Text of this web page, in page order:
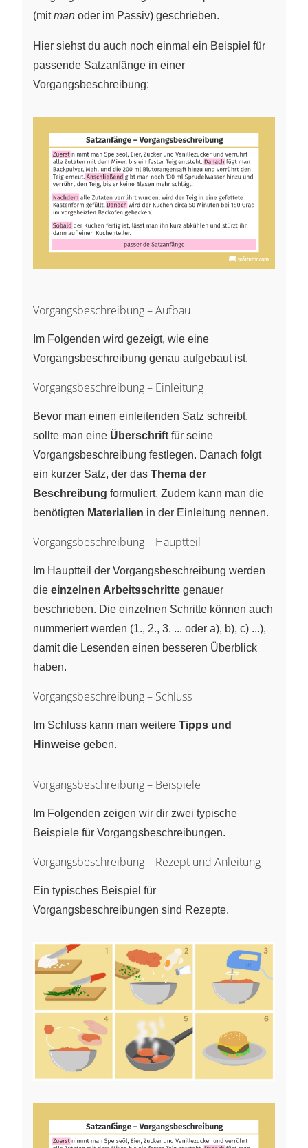
(mitman oder im Passiv) geschrieben.
Hier siehst du auch noch einmal ein Beispiel für
passende Satzanfänge in einer
Vorgangsbeschreibung:
Vorgangsbeschreibung – Aufbau
Im Folgenden wird gezeigt, wie eine
Vorgangsbeschreibung genau aufgebaut ist.
Vorgangsbeschreibung – Einleitung
Bevor man einen einleitenden Satz schreibt,
sollte man eine Überschrift für seine
Vorgangsbeschreibung festlegen. Danach folgt
ein kurzer Satz, der das Thema der
Beschreibung formuliert. Zudem kann man die
benötigten Materialien in der Einleitung nennen.
Vorgangsbeschreibung – Hauptteil
Im Hauptteil der Vorgangsbeschreibung werden
die einzelnen Arbeitsschritte genauer
beschrieben. Die einzelnen Schritte können auch
nummeriert werden (1., 2., 3. ... oder a), b), c) ...),
damit die Lesenden einen besseren Überblick
haben.
Vorgangsbeschreibung – Schluss
Im Schluss kann man weitere Tipps und
Hinweise geben.
Vorgangsbeschreibung – Beispiele
Im Folgenden zeigen wir dir zwei typische
Beispiele für Vorgangsbeschreibungen.
Vorgangsbeschreibung – Rezept und Anleitung
Ein typisches Beispiel für
Vorgangsbeschreibungen sind Rezepte.